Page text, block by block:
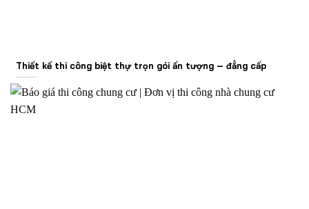
Thiết kế thi công biệt thự trọn gói ấn tượng – đẳng cấp